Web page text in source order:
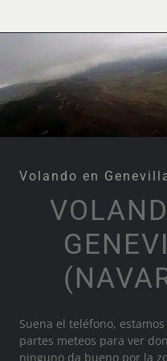
Volando en
Volando en
Suena el teléfono,
partes meteos para ver
ninguno da bueno por la